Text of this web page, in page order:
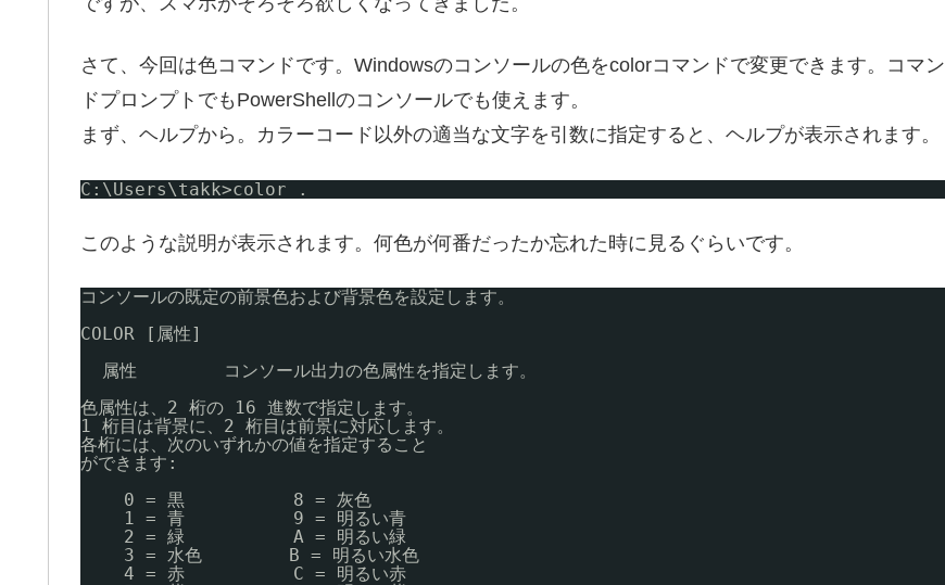
さて、今回は色コマンドです。Windowsのコンソールの色をcolorコマンドで変更できます。コマン
ドプロンプトでもPowerShellのコンソールでも使えます。
まず、ヘルプから。カラーコード以外の適当な文字を引数に指定すると、ヘルプが表示されます。
C:\Users\takk>color .
このような説明が表示されます。何色が何番だったか忘れた時に見るぐらいです。
コンソールの既定の前景色および背景色を設定します。
COLOR [属性]
属性        コンソール出力の色属性を指定します。
色属性は、2 桁の 16 進数で指定します。
1 桁目は背景に、2 桁目は前景に対応します。
各桁には、次のいずれかの値を指定すること
ができます:
0 = 黒          8 = 灰色
1 = 青          9 = 明るい青
2 = 緑          A = 明るい緑
3 = 水色        B = 明るい水色
4 = 赤          C = 明るい赤